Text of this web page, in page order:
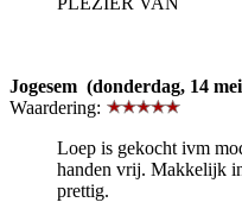
Jogesem (donderdag, 14
Waardering:
Loep is gekocht ivm
handen vrij. Makkelijk
prettig.